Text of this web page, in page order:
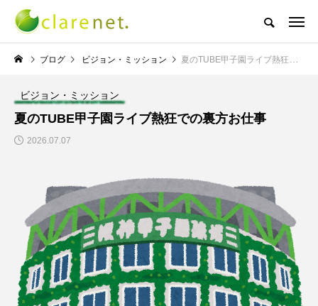
株式会社クレアネットの代表取締役ブログ
NEW POST
TECH BLOG
エレベーター広告とか
言うのか何なのか
W杯の優勝を目指す日
本代表と目標設定
ブログ ビジョン・ミッション 夏のTUBE甲子園ライブ熱狂での裏方お仕事
ビジョン・ミッション
夏のTUBE甲子園ライブ熱狂での裏方お仕事
2026.07.07